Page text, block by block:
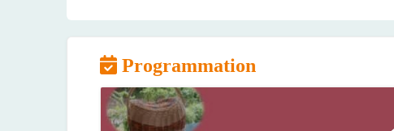
Programmation